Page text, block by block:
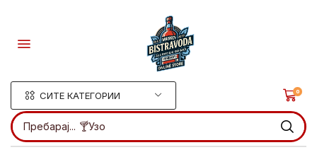
СИТЕ КАТЕГОРИИ
Пребарај... 🍸Узо
0